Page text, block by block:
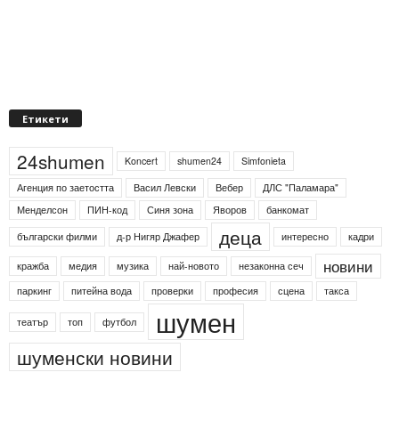
Етикети
24shumen Koncert shumen24
Simfonieta
Агенция по заетостта
Васил Левски Вебер
ДЛС "Паламара"
Менделсон
ПИН-код Синя зона Яворов
банкомат
български филми
д-р Нигяр Джафер деца интересно кадри
кражба медия музика най-новото незаконна сеч новини
паркинг питейна вода проверки професия сцена такса
театър топ футбол шумен
шуменски новини